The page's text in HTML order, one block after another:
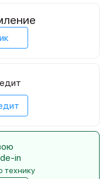
in
технику